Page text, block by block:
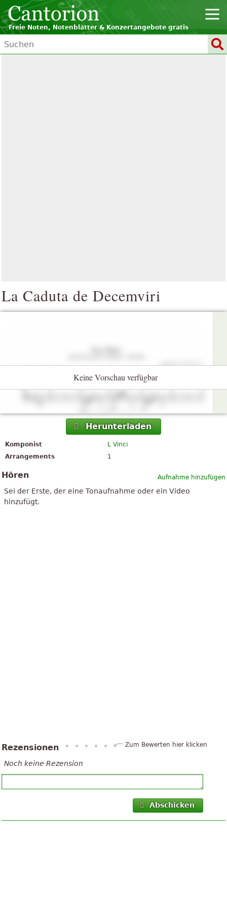
Freie Noten, Notenblätter & Konzertangebote gratis
La Caduta de Decemviri
Keine Vorschau verfügbar
Herunterladen
Komponist
L Vinci
Arrangements
1
Aufnahme hinzufügen
Hören
Sei der Erste, der eine Tonaufnahme oder ein Video
hinzufügt.
Rezensionen Zum Bewerten hier klicken
Noch keine Rezension
Abschicken